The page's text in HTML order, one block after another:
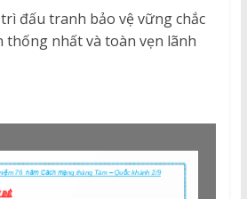
đấu tranh bảo vệ vững chắc
thống nhất và toàn vẹn lãnh